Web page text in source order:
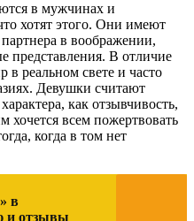
в мужчинах и
хотят этого. Они имеют
в воображении,
представления. В отличие
реальном свете и часто
Девушки считают
как отзывчивость,
хочется всем пожертвовать
когда в том нет
в
и отзывы